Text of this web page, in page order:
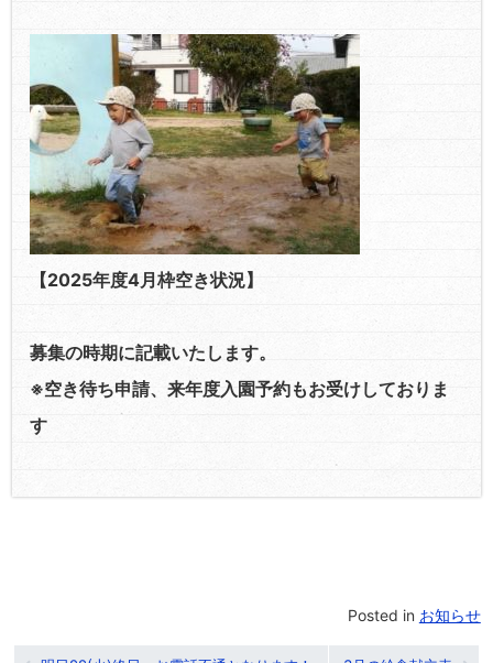
【2025年度4月枠空き状況】
募集の時期に記載いたします。
※空き待ち申請、来年度入園予約もお受けしておりま
す
Posted in お知らせ